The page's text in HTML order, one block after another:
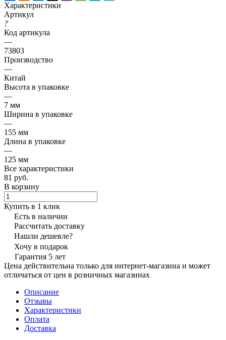
Характеристики
Артикул
?
Код артикула
—
73803
Производство
—
Китай
Высота в упаковке
—
7 мм
Ширина в упаковке
—
155 мм
Длина в упаковке
—
125 мм
Все характеристики
81 руб.
В корзину
Купить в 1 клик
Есть в наличии
Рассчитать доставку
Нашли дешевле?
Хочу в подарок
Гарантия 5 лет
Цена действительна только для интернет-магазина и может
отличаться от цен в розничных магазинах
Описание
Отзывы
Характеристики
Оплата
Доставка